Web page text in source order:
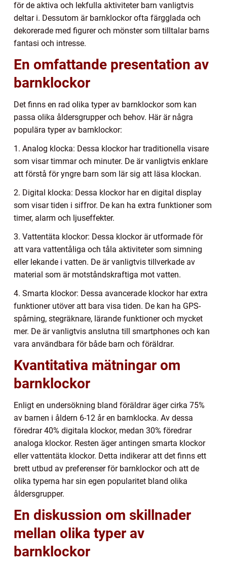
för de aktiva och lekfulla aktiviteter barn vanligtvis
deltar i. Dessutom är barnklockor ofta färgglada och
dekorerade med figurer och mönster som tilltalar barns
fantasi och intresse.
En omfattande presentation av
barnklockor
Det finns en rad olika typer av barnklockor som kan
passa olika åldersgrupper och behov. Här är några
populära typer av barnklockor:
1. Analog klocka: Dessa klockor har traditionella visare
som visar timmar och minuter. De är vanligtvis enklare
att förstå för yngre barn som lär sig att läsa klockan.
2. Digital klocka: Dessa klockor har en digital display
som visar tiden i siffror. De kan ha extra funktioner som
timer, alarm och ljuseffekter.
3. Vattentäta klockor: Dessa klockor är utformade för
att vara vattentåliga och tåla aktiviteter som simning
eller lekande i vatten. De är vanligtvis tillverkade av
material som är motståndskraftiga mot vatten.
4. Smarta klockor: Dessa avancerade klockor har extra
funktioner utöver att bara visa tiden. De kan ha GPS-
spårning, stegräknare, lärande funktioner och mycket
mer. De är vanligtvis anslutna till smartphones och kan
vara användbara för både barn och föräldrar.
Kvantitativa mätningar om
barnklockor
Enligt en undersökning bland föräldrar äger cirka 75%
av barnen i åldern 6-12 år en barnklocka. Av dessa
föredrar 40% digitala klockor, medan 30% föredrar
analoga klockor. Resten äger antingen smarta klockor
eller vattentäta klockor. Detta indikerar att det finns ett
brett utbud av preferenser för barnklockor och att de
olika typerna har sin egen popularitet bland olika
åldersgrupper.
En diskussion om skillnader
mellan olika typer av
barnklockor